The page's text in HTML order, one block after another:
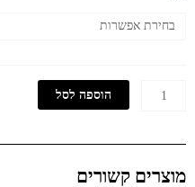
הוספה לסל
מוצרים קשורים